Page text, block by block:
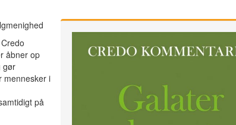
åbner op
gør
mennesker i
på